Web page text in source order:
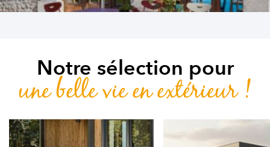
Notre sélection pour
une belle vie en extérieur !